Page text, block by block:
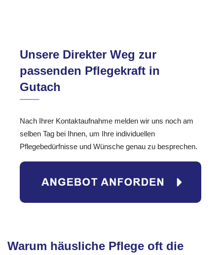
Unsere Direkter Weg zur
passenden Pflegekraft in
Gutach
Nach Ihrer Kontaktaufnahme melden wir uns noch am
selben Tag bei Ihnen, um Ihre individuellen
Pflegebedürfnisse und Wünsche genau zu besprechen.
Warum häusliche Pflege oft die